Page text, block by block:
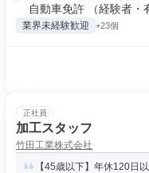
自動車免許 （経験者・
業界未経験歓迎 +23個
正社員
加工スタッフ
竹田工業株式会社
【45歳以下】年休120日